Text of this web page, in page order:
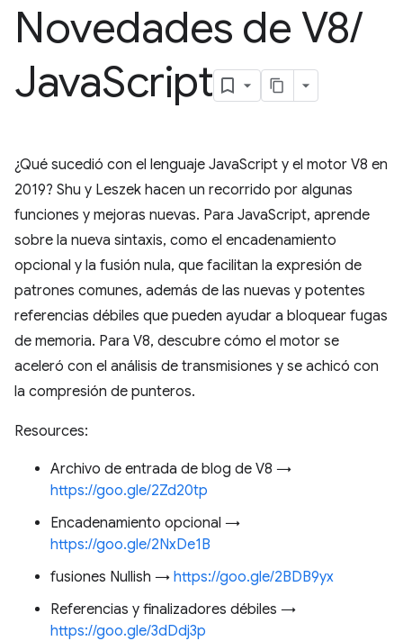
Novedades de V8/
JavaScript
¿Qué sucedió con el lenguaje JavaScript y el motor V8 en
2019? Shu y Leszek hacen un recorrido por algunas
funciones y mejoras nuevas. Para JavaScript, aprende
sobre la nueva sintaxis, como el encadenamiento
opcional y la fusión nula, que facilitan la expresión de
patrones comunes, además de las nuevas y potentes
referencias débiles que pueden ayudar a bloquear fugas
de memoria. Para V8, descubre cómo el motor se
aceleró con el análisis de transmisiones y se achicó con
la compresión de punteros.
Resources:
Archivo de entrada de blog de V8 →
https://goo.gle/2Zd20tp
Encadenamiento opcional →
https://goo.gle/2NxDe1B
fusiones Nullish → https://goo.gle/2BDB9yx
Referencias y finalizadores débiles →
https://goo.gle/3dDdj3p